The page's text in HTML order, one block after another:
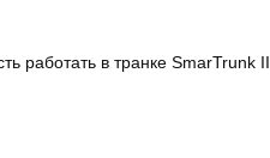
работать в транке SmarTrunk II.